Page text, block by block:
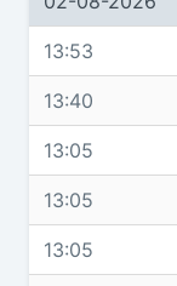
13:53
13:40
13:05
13:05
13:05